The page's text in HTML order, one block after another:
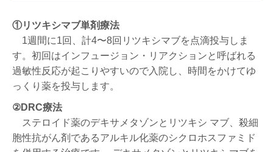
①リツキシマブ単剤療法
1週間に1回、計4〜8回リツキシマブを点滴投与しま
す。初回はインフュージョン・リアクションと呼ばれる
過敏性反応が起こりやすいので入院し、時間をかけてゆ
っくり薬を投与します。
②DRC療法
ステロイド薬のデキサメタゾンとリツキシ マブ、殺細
胞性抗がん剤であるアルキル化薬のシクロホスファミド